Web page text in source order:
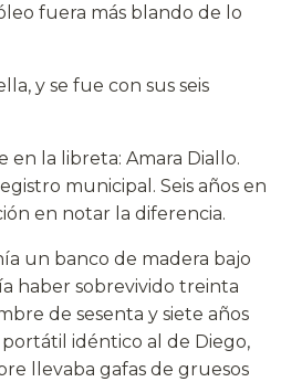
fuera más blando de lo
y se fue con sus seis
en la libreta: Amara Diallo.
municipal. Seis años en
en notar la diferencia.
un banco de madera bajo
haber sobrevivido treinta
de sesenta y siete años
idéntico al de Diego,
llevaba gafas de gruesos